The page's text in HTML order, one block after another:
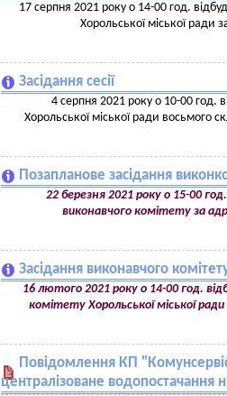
17 серпня 2021 року о 14-00 год.
Хорольської міської ради
Засідання сесії
4 серпня 2021 року о 10-00 год.
Хорольської міської ради восьмого
Позапланове засідання
22 березня 2021 року о 15-00
виконавчого комітету за
Засідання виконавчого
16 лютого 2021 року о 14-00 год.
комітету Хорольської міської
Повідомлення КП
централізоване водопостачання